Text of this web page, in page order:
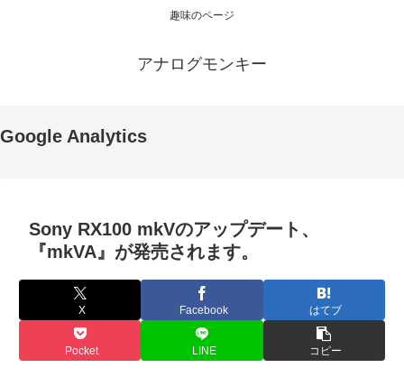
趣味のページ
アナログモンキー
Google Analytics
Sony RX100 mkVのアップデート、
『mkVA』が発売されます。
X Facebook はてブ
Pocket LINE コピー